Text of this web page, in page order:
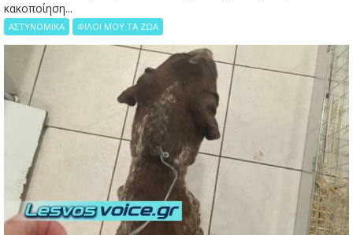
κακοποίηση...
ΑΣΤΥΝΟΜΙΚΑ ΦΙΛΟΙ ΜΟΥ ΤΑ ΖΩΑ